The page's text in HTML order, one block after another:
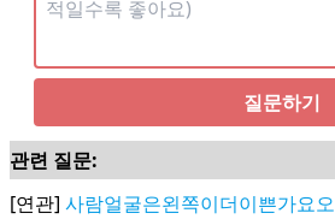
질문하기
관련 질문:
[연관] 사람얼굴은왼쪽이더이쁜가요